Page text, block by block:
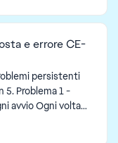
e errore CE-
1 -
volta
account P...